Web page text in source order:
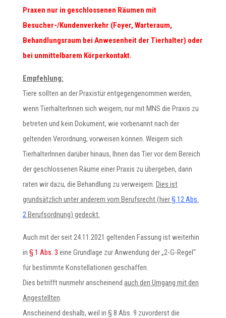
Praxen nur in geschlossenen Räumen mit
Besucher-/Kundenverkehr (Foyer, Warteraum,
Behandlungsraum bei Anwesenheit der Tierhalter) oder
bei unmittelbarem Körperkontakt.
Empfehlung:
Tiere sollten an der Praxistür entgegengenommen werden,
wenn TierhalterInnen sich weigern, nur mit MNS die Praxis zu
betreten und kein Dokument, wie vorbenannt nach der
geltenden Verordnung, vorweisen können. Weigern sich
TierhalterInnen darüber hinaus, Ihnen das Tier vor dem Bereich
der geschlossenen Räume einer Praxis zu übergeben, dann
raten wir dazu, die Behandlung zu verweigern. Dies ist
grundsätzlich unter anderem vom Berufsrecht (hier§ 12 Abs.
2Berufsordnung) gedeckt.
Auch mit der seit 24.11.2021 geltenden Fassung ist weiterhin
in § 1 Abs. 3 eine Grundlage zur Anwendung der „2-G-Regel“
für bestimmte Konstellationen geschaffen.
Dies betrifft nunmehr anscheinend auch den Umgang mit den
Angestellten.
Anscheinend deshalb, weil in § 8 Abs. 9 zuvorderst die